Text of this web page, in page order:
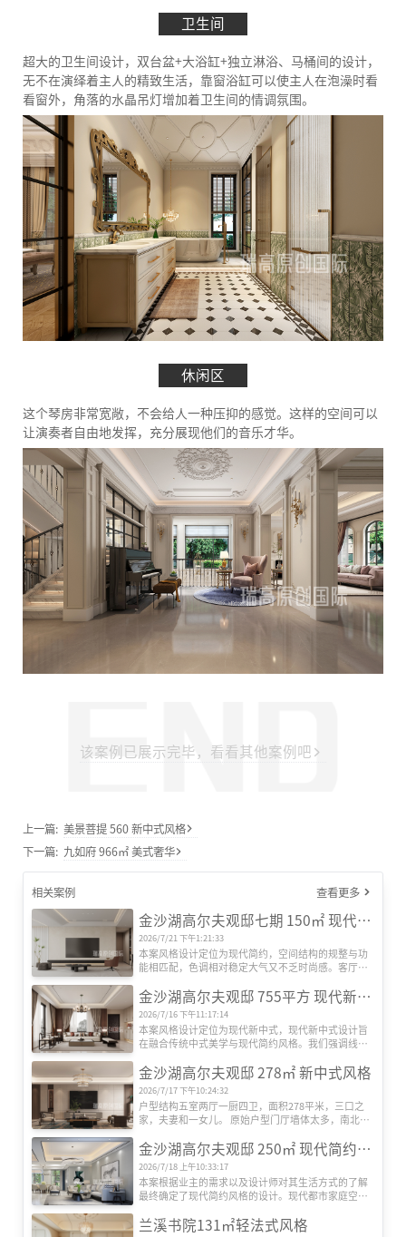
卫生间
超大的卫生间设计，双台盆+大浴缸+独立淋浴、马桶间的设计，
无不在演绎着主人的精致生活，靠窗浴缸可以使主人在泡澡时看
看窗外，角落的水晶吊灯增加着卫生间的情调氛围。
休闲区
这个琴房非常宽敞，不会给人一种压抑的感觉。这样的空间可以
让演奏者自由地发挥，充分展现他们的音乐才华。
该案例已展示完毕，看看其他案例吧
上一篇: 美景菩提 560 新中式风格
下一篇: 九如府 966㎡ 美式奢华
相关案例 查看更多
金沙湖高尔夫观邸七期 150㎡ 现代简约风格
2026/7/21 下午1:21:33
本案风格设计定位为现代简约，空间结构的规整与功
能相匹配，色调相对稳定大气又不乏时尚感。客厅以
整体简约而灵动。茶几采用同色系不同材质的元素，
轻松休闲的氛围。渐变色颜色清新的地毯，给空间增
添一份层次感。搭配浅浅的白色窗帘使得空间简洁而
儒雅。
金沙湖高尔夫观邸 755平方 现代新中式
2026/7/16 下午11:17:14
本案风格设计定位为现代新中式，现代新中式设计旨
在融合传统中式美学与现代简约风格。我们强调线条
出一种既有东方韵味又符合现代审美的生活氛围。
金沙湖高尔夫观邸 278㎡ 新中式风格
2026/7/17 下午10:24:32
户型结构五室两厅一厨四卫，面积278平米，三口之
家，夫妻和一女儿。 原始户型门厅墙体太多，南北不
客餐厅多余墙体拆除，使得整个空间宽敞明亮，南北
间卧室打开做书房使过道开敞明亮，其他公共区尽可
能开放，释放足够的空间。客餐厅用胡桃木木质和暖
灰色地砖使整个空间看起来温馨舒适，门厅采用木质
亮的色调，彰显现代新中式的精致品质。
金沙湖高尔夫观邸 250㎡ 现代简约风格
2026/7/18 上午10:33:17
本案根据业主的需求以及设计师对其生活方式的了解
最终确定了现代简约风格的设计。现代都市家庭空间
所。美国建筑师沙利文曾经讲过：“形式由功能而
兰溪书院131㎡轻法式风格